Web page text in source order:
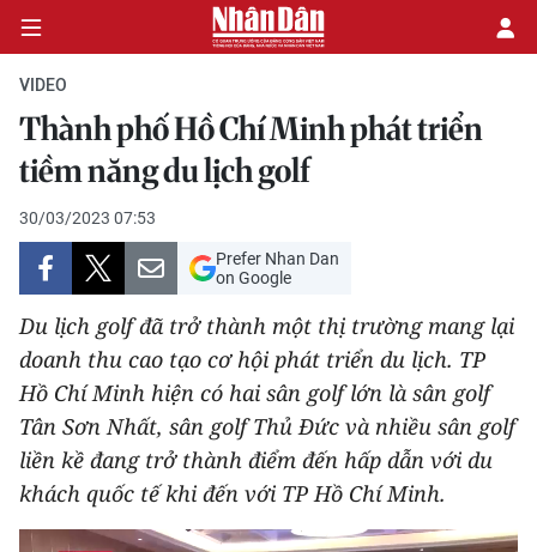
CHÍNH TRỊ
KINH TẾ
VĂN HÓA
XÃ HỘI
PHÁP LUẬT
DU LỊCH
THẾ GIỚI
VIDEO
Thành phố Hồ Chí Minh phát triển
tiềm năng du lịch golf
30/03/2023 07:53
Prefer Nhan Dan
on Google
Du lịch golf đã trở thành một thị trường mang lại
doanh thu cao tạo cơ hội phát triển du lịch. TP
Hồ Chí Minh hiện có hai sân golf lớn là sân golf
Tân Sơn Nhất, sân golf Thủ Đức và nhiều sân golf
liền kề đang trở thành điểm đến hấp dẫn với du
khách quốc tế khi đến với TP Hồ Chí Minh.